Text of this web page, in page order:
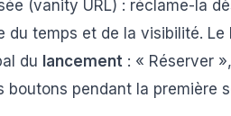
(vanity URL) : réclame-la
du temps et de la visibilité.
du lancement : « Réserver
boutons pendant la première